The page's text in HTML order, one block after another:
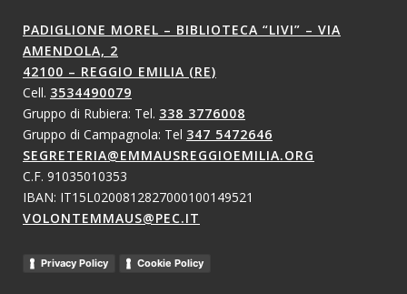
PADIGLIONE MOREL – BIBLIOTECA “LIVI” – VIA
AMENDOLA, 2
42100 – REGGIO EMILIA (RE)
Cell. 3534490079
Gruppo di Rubiera: Tel. 338 3776008
Gruppo di Campagnola: Tel 347 5472646
SEGRETERIA@EMMAUSREGGIOEMILIA.ORG
C.F. 91035010353
IBAN: IT15L0200812827000100149521
VOLONTEMMAUS@PEC.IT
Privacy Policy Cookie Policy